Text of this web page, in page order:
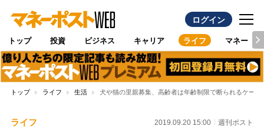
ログイン
トップ 投資 ビジネス キャリア ライフ マネー
トップ ライフ 生活 犬や猫の里親募集、高齢者は年齢制限で断られるケース
ライフ 2019.09.20 15:00 週刊ポスト